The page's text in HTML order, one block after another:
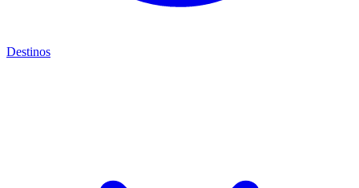
Destinos